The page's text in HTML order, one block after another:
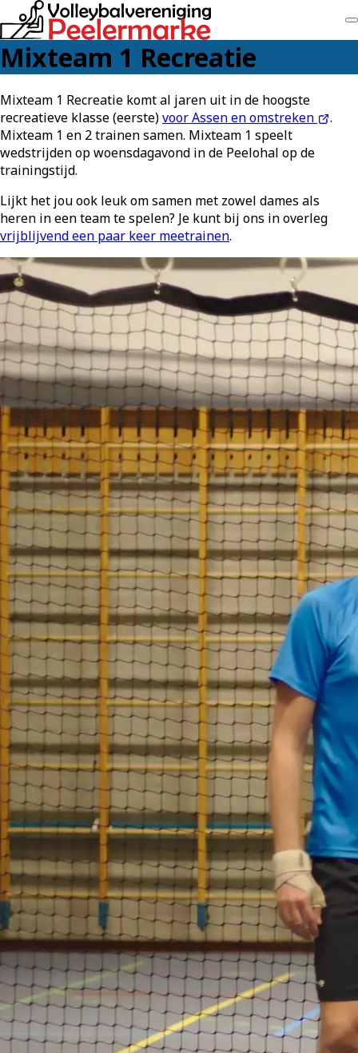
Mixteam 1 Recreatie
Mixteam 1 Recreatie komt al jaren uit in de hoogste
recreatieve klasse (eerste)voor Assen en omstreken
.
Mixteam 1 en 2 trainen samen. Mixteam 1 speelt
wedstrijden op woensdagavond in de Peelohal op de
trainingstijd.
Lijkt het jou ook leuk om samen met zowel dames als
heren in een team te spelen? Je kunt bij ons in overleg
vrijblijvend een paar keer meetrainen.